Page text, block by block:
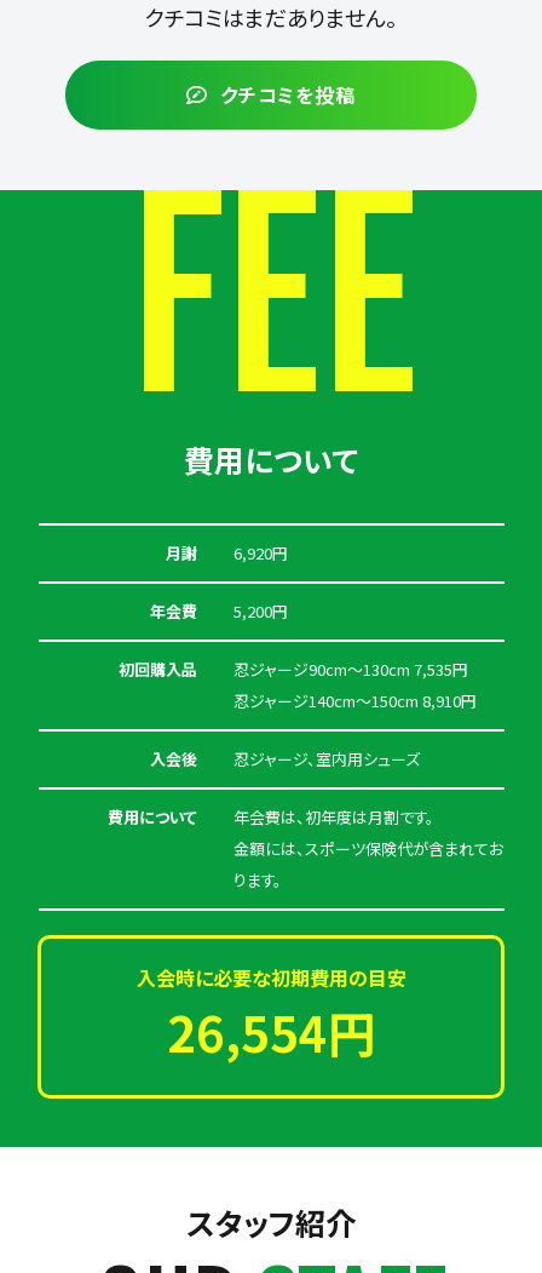
クチコミはまだありません。
クチコミを投稿
FEE
費用について
月謝 6,920円
年会費 5,200円
初回購入品
忍ジャージ90cm～130cm 7,535円
忍ジャージ140cm～150cm 8,910円
入会後 忍ジャージ、室内用シューズ
費用について
年会費は、初年度は月割です。
金額には、スポーツ保険代が含まれてお
ります。
入会時に必要な初期費用の目安
26,554円
スタッフ紹介